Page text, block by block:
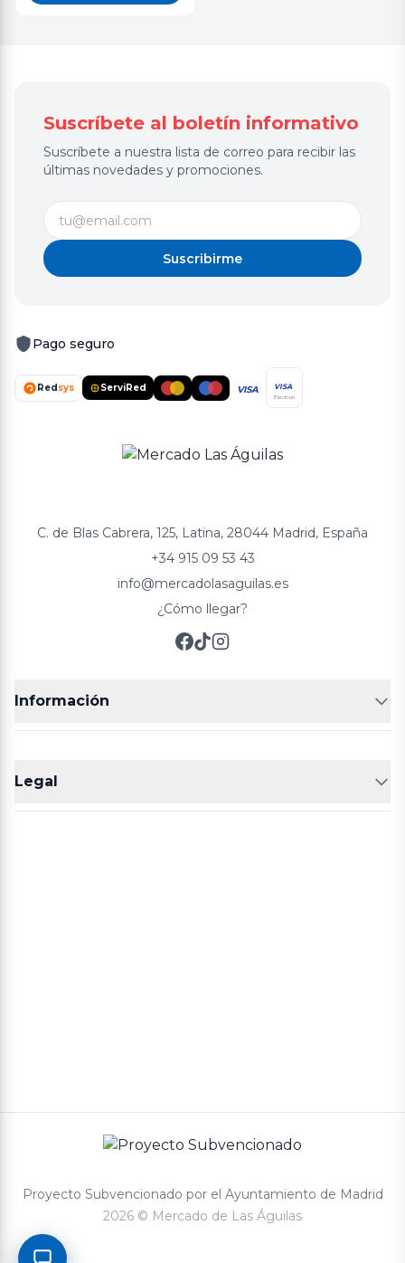
Suscríbete al boletín informativo
Suscríbete a nuestra lista de correo para recibir las
últimas novedades y promociones.
Suscribirme
Pago seguro
Redsys ServiRed VISA VISA
Electron
C. de Blas Cabrera, 125, Latina, 28044 Madrid, España
+34 915 09 53 43
info@mercadolasaguilas.es
¿Cómo llegar?
Información
FRUTERÍAS
POLLERÍA
CHARCUTERIA
Legal
Aviso legal
Proyecto Subvencionado por el Ayuntamiento de Madrid
2026 © Mercado de Las Águilas